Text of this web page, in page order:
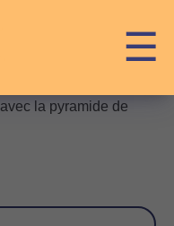
☰
la pyramide de